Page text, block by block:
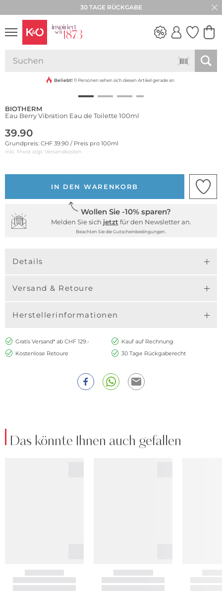
30 TAGE RÜCKGABE
Beliebt! 11 Personen sehen sich diesen Artikel gerade an
BIOTHERM
Eau Berry Vibration Eau de Toilette 100ml
39.90
Grundpreis: CHF 39.90 / Preis pro 100ml
inkl. Mwst zzgl. Versandkosten
IN DEN WARENKORB
Wollen Sie -10% sparen?
Melden Sie sich jetzt für den Newsletter an.
Beachten Sie die Gutscheinbedingungen.
Details
Versand & Retoure
Herstellerinformationen
Gratis Versand* ab CHF 129.-
Kauf auf Rechnung
Kostenlose Retoure
30 Tage Rückgaberecht
Das könnte Ihnen auch gefallen